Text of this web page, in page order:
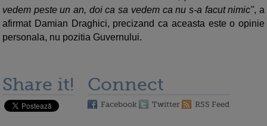
vedem peste un an, doi ca sa vedem ca nu s-a facut nimic", a
afirmat Damian Draghici, precizand ca aceasta este o opinie
personala, nu pozitia Guvernului.
Share it! Connect
Facebook Twitter RSS Feed